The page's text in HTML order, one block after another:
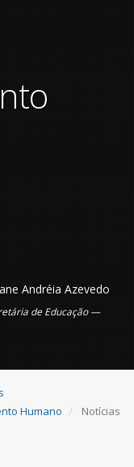
Andréia Azevedo
de Educação
Humano
Notícias